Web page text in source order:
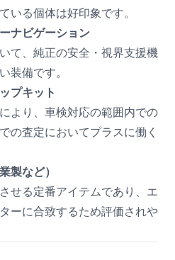
いる個体は好印象です。
ナビゲーション
て、純正の安全・視界支援機
装備です。
プキット
より、車検対応の範囲内での
の査定においてプラスに働く
製など）
せる定番アイテムであり、エ
ーに合致するため評価されや